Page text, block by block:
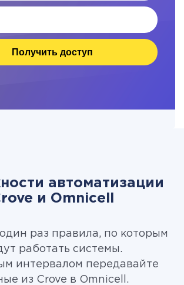
Получить доступ
автоматизации
и Omnicell
раз правила, по которым
работать системы.
интервалом передавайте
из Crove в Omnicell.